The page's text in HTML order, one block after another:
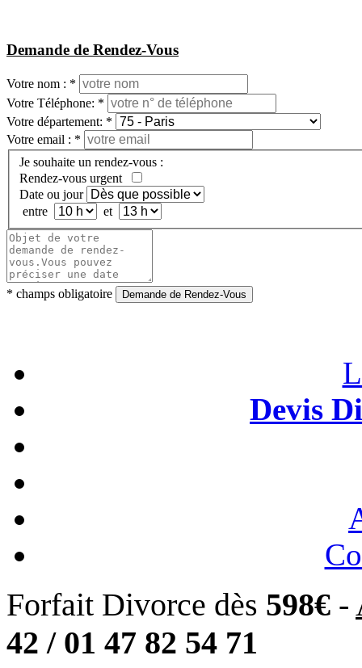
Demande de Rendez-Vous
Votre nom : *
Votre Téléphone: *
Votre département: *
Votre email : *
Je souhaite un rendez-vous :
Rendez-vous urgent
Date ou jour
entre
et
* champs obligatoire Demande de Rendez-Vous
Devis
Forfait Divorce dès 598€ -
42 / 01 47 82 54 71